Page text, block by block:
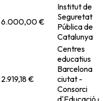
6.000,00 €
Institut de
Seguretat
Pública de
Catalunya
2.919,18 €
Centres
educatius
Barcelona
ciutat -
Consorci
d'Educació